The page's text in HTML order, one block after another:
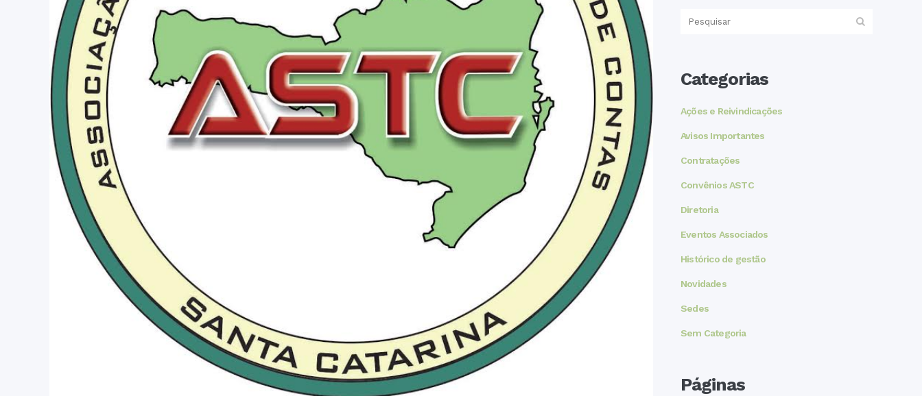
Categorias
Ações e Reivindicações
Avisos Importantes
Contratações
Convênios ASTC
Diretoria
Eventos Associados
Histórico de gestão
Novidades
Sedes
Sem Categoria
Páginas